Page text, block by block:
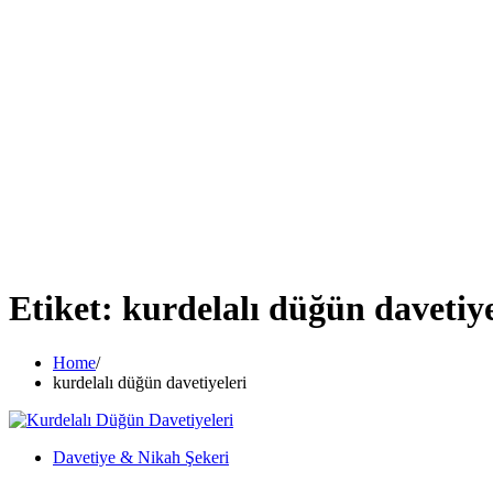
Etiket: kurdelalı düğün
Home
kurdelalı düğün davetiyeleri
Davetiye & Nikah Şekeri